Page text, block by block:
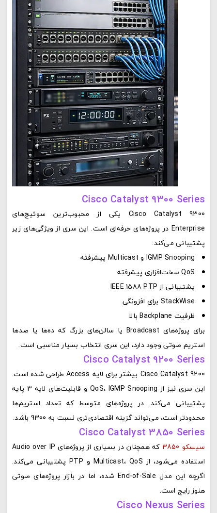
Cisco Catalyst 9300 Series
Cisco Catalyst 9300 یکی از محبوب‌ترین سوئیچ‌های
Enterprise در پروژه‌های حرفه‌ای است. این سری از ویژگی‌های زیر
پشتیبانی می‌کند:
IGMP Snooping و Multicast پیشرفته
QoS سخت‌افزاری پیشرفته
پشتیبانی از IEEE 1588 PTP
StackWise برای افزونگی
ظرفیت Backplane بالا
برای پروژه‌های Broadcast یا سالن‌های بزرگ که ده‌ها یا صدها
استریم صوتی وجود دارد، این سری انتخاب بسیار مناسبی است.
Cisco Catalyst 9200 Series
Cisco Catalyst 9200 بیشتر برای لایه Access طراحی شده است.
این سری نیز از QoS، IGMP Snooping و قابلیت‌های لایه 3 پایه
پشتیبانی می‌کند. در پروژه‌های متوسط که تعداد استریم‌ها
محدودتر است، می‌تواند گزینه اقتصادی‌تری نسبت به 9300 باشد.
Cisco Catalyst 3850 Series
سیسکو 3850
که همچنان در بسیاری از پروژه‌های Audio over IP
استفاده می‌شود، از Multicast، QoS و PTP پشتیبانی می‌کند.
اگرچه این مدل End-of-Sale شده، اما در بازار پروژه‌های صوتی
هنوز رایج است.
Cisco Nexus Series